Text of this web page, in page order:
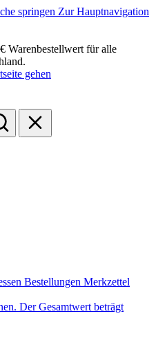
springen Zur Hauptnavigation
Warenbestellwert für alle
Bestellungen Merkzettel
Der Gesamtwert beträgt